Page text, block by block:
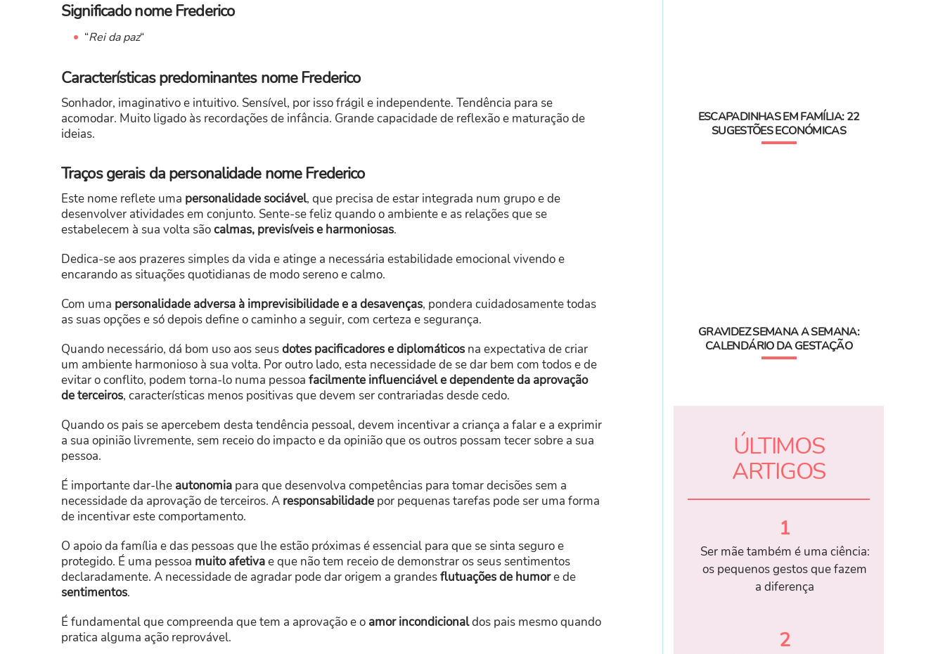
Significado nome Frederico
“Rei da paz“
Características predominantes nome Frederico
Sonhador, imaginativo e intuitivo. Sensível, por isso frágil e independente. Tendência para se
acomodar. Muito ligado às recordações de infância. Grande capacidade de reflexão e maturação de
ideias.
Traços gerais da personalidade nome Frederico
Este nome reflete uma personalidade sociável, que precisa de estar integrada num grupo e de
desenvolver atividades em conjunto. Sente-se feliz quando o ambiente e as relações que se
estabelecem à sua volta sãocalmas, previsíveis e harmoniosas.
Dedica-se aos prazeres simples da vida e atinge a necessária estabilidade emocional vivendo e
encarando as situações quotidianas de modo sereno e calmo.
Com uma personalidade adversa à imprevisibilidade e a desavenças, pondera cuidadosamente todas
as suas opções e só depois define o caminho a seguir, com certeza e segurança.
Quando necessário, dá bom uso aos seusdotes pacificadores e diplomáticos na expectativa de criar
um ambiente harmonioso à sua volta. Por outro lado, esta necessidade de se dar bem com todos e de
evitar o conflito, podem torna-lo numa pessoa facilmente influenciável e dependente da aprovação
de terceiros, características menos positivas que devem ser contrariadas desde cedo.
Quando os pais se apercebem desta tendência pessoal, devem incentivar a criança a falar e a exprimir
a sua opinião livremente, sem receio do impacto e da opinião que os outros possam tecer sobre a sua
pessoa.
É importante dar-lhe autonomia para que desenvolva competências para tomar decisões sem a
necessidade da aprovação de terceiros. A responsabilidade por pequenas tarefas pode ser uma forma
de incentivar este comportamento.
O apoio da família e das pessoas que lhe estão próximas é essencial para que se sinta seguro e
protegido. É uma pessoa muito afetivae que não tem receio de demonstrar os seus sentimentos
declaradamente. A necessidade de agradar pode dar origem a grandesflutuações de humore de
sentimentos.
É fundamental que compreenda que tem a aprovação e o amor incondicionaldos pais mesmo quando
pratica alguma ação reprovável.
ESCAPADINHAS EM FAMÍLIA: 22
SUGESTÕES ECONÓMICAS
GRAVIDEZ SEMANA A SEMANA:
CALENDÁRIO DA GESTAÇÃO
ÚLTIMOS
ARTIGOS
1
Ser mãe também é uma ciência:
os pequenos gestos que fazem
a diferença
2